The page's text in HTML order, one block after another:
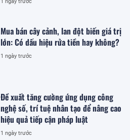
Mua bán cây cảnh, lan đột biến giá trị
lớn: Có dấu hiệu rửa tiền hay không?
1 ngày trước
Đề xuất tăng cường ứng dụng công
nghệ số, trí tuệ nhân tạo để nâng cao
hiệu quả tiếp cận pháp luật
1 ngày trước